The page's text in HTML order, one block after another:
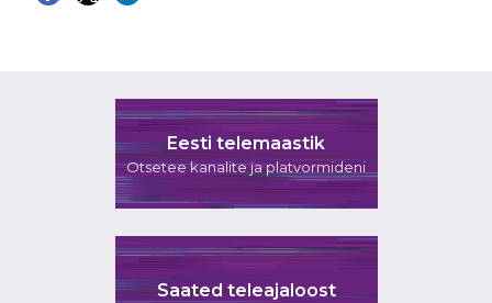
Eesti telemaastik
Otsetee kanalite ja platvormideni
Saated teleajaloost